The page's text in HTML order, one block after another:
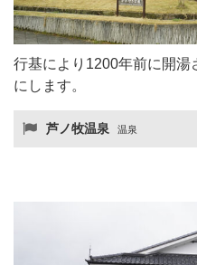
行基により1200年前に開湯
にします。
芦ノ牧温泉 温泉